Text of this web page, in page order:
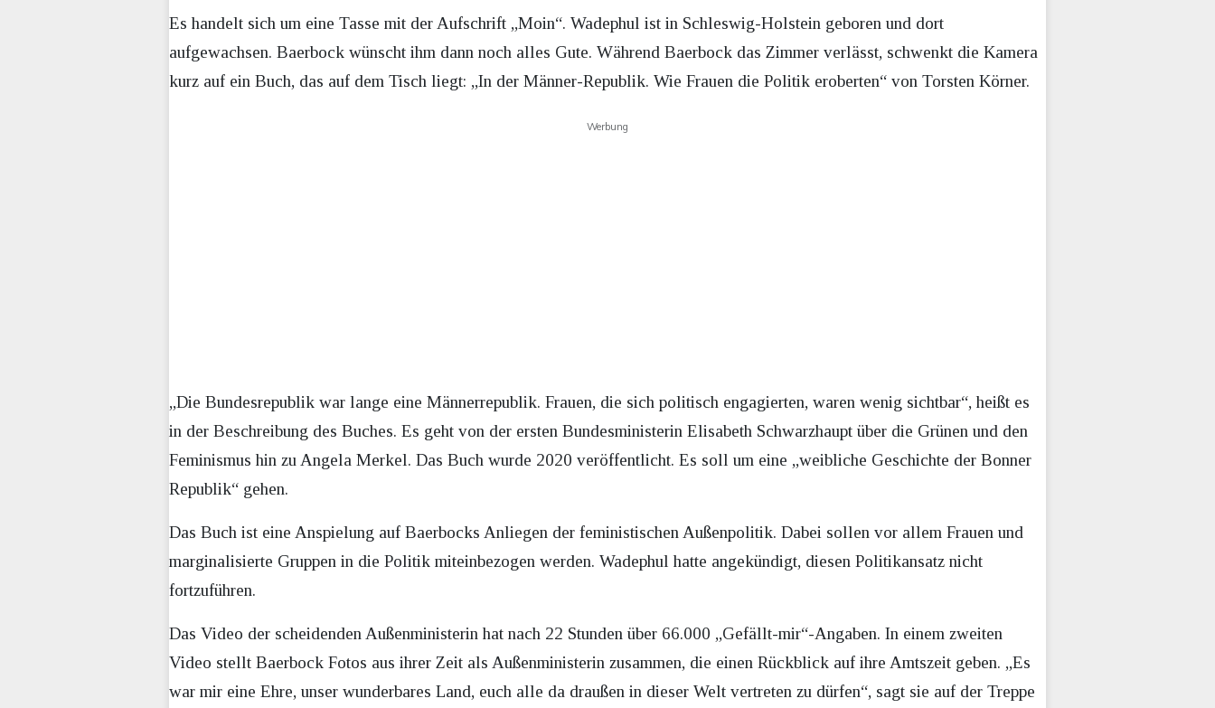
Es handelt sich um eine Tasse mit der Aufschrift „Moin“. Wadephul ist in Schleswig-Holstein geboren und dort
aufgewachsen. Baerbock wünscht ihm dann noch alles Gute. Während Baerbock das Zimmer verlässt, schwenkt die Kamera
kurz auf ein Buch, das auf dem Tisch liegt: „In der Männer-Republik. Wie Frauen die Politik eroberten“ von Torsten Körner.
Werbung
„Die Bundesrepublik war lange eine Männerrepublik. Frauen, die sich politisch engagierten, waren wenig sichtbar“, heißt es
in der Beschreibung des Buches. Es geht von der ersten Bundesministerin Elisabeth Schwarzhaupt über die Grünen und den
Feminismus hin zu Angela Merkel. Das Buch wurde 2020 veröffentlicht. Es soll um eine „weibliche Geschichte der Bonner
Republik“ gehen.
Das Buch ist eine Anspielung auf Baerbocks Anliegen der feministischen Außenpolitik. Dabei sollen vor allem Frauen und
marginalisierte Gruppen in die Politik miteinbezogen werden. Wadephul hatte angekündigt, diesen Politikansatz nicht
fortzuführen.
Das Video der scheidenden Außenministerin hat nach 22 Stunden über 66.000 „Gefällt-mir“-Angaben. In einem zweiten
Video stellt Baerbock Fotos aus ihrer Zeit als Außenministerin zusammen, die einen Rückblick auf ihre Amtszeit geben. „Es
war mir eine Ehre, unser wunderbares Land, euch alle da draußen in dieser Welt vertreten zu dürfen“, sagt sie auf der Treppe